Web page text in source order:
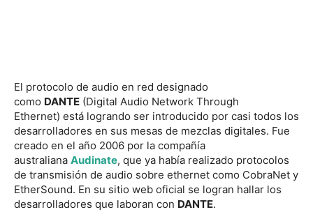
El protocolo de audio en red designado
como DANTE (Digital Audio Network Through
Ethernet) está logrando ser introducido por casi todos los
desarrolladores en sus mesas de mezclas digitales. Fue
creado en el año 2006 por la compañía
australiana Audinate, que ya había realizado protocolos
de transmisión de audio sobre ethernet como CobraNet y
EtherSound. En su sitio web oficial se logran hallar los
desarrolladores que laboran con DANTE.